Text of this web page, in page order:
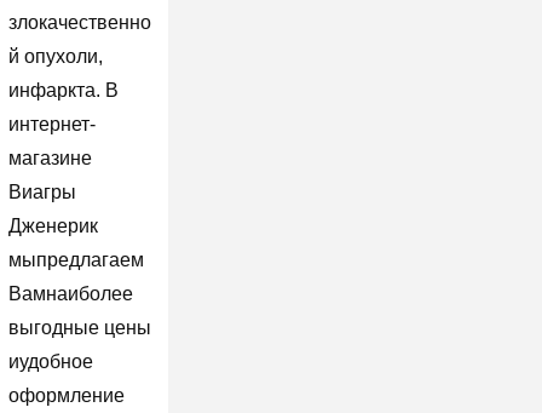
злокачественно
й опухоли,
инфаркта. В
интернет-
магазине
Виагры
Дженерик
мыпредлагаем
Вамнаиболее
выгодные цены
иудобное
оформление